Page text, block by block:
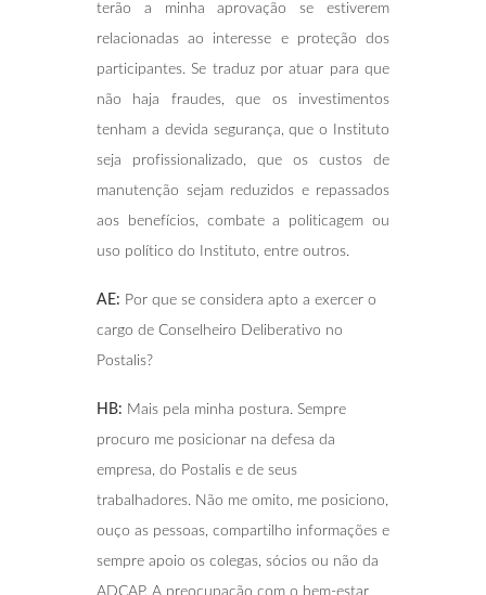
terão a minha aprovação se estiverem
relacionadas ao interesse e proteção dos
participantes. Se traduz por atuar para que
não haja fraudes, que os investimentos
tenham a devida segurança, que o Instituto
seja profissionalizado, que os custos de
manutenção sejam reduzidos e repassados
aos benefícios, combate a politicagem ou
uso político do Instituto, entre outros.
AE: Por que se considera apto a exercer o
cargo de Conselheiro Deliberativo no
Postalis?
HB: Mais pela minha postura. Sempre
procuro me posicionar na defesa da
empresa, do Postalis e de seus
trabalhadores. Não me omito, me posiciono,
ouço as pessoas, compartilho informações e
sempre apoio os colegas, sócios ou não da